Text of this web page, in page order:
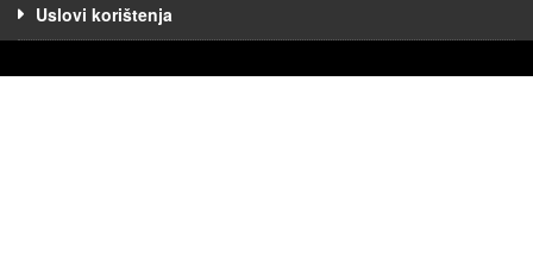
Uslovi korištenja